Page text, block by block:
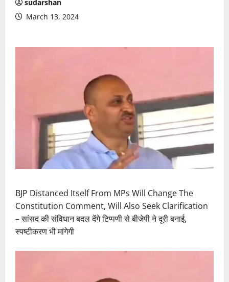
sudarshan
March 13, 2024
BJP Distanced Itself From MPs Will Change The
Constitution Comment, Will Also Seek Clarification
– सांसद की संविधान बदल देंगे टिप्पणी से बीजेपी ने दूरी बनाई,
स्पष्टीकरण भी मांगेगी